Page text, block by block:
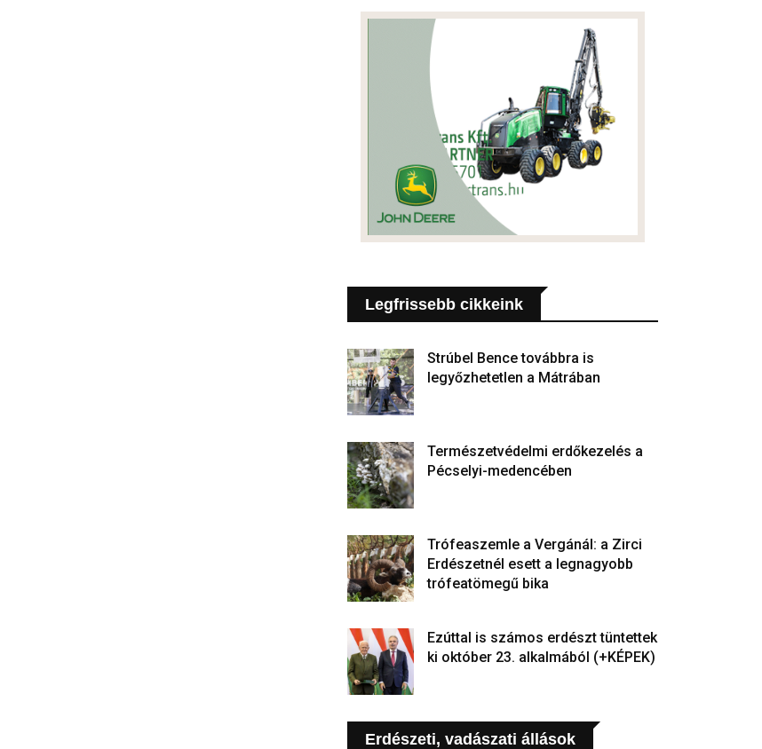
Legfrissebb cikkeink
Strúbel Bence továbbra is
legyőzhetetlen a Mátrában
Természetvédelmi erdőkezelés a
Pécselyi-medencében
Trófeaszemle a Vergánál: a Zirci
Erdészetnél esett a legnagyobb
trófeatömegű bika
Ezúttal is számos erdészt tüntettek
ki október 23. alkalmából (+KÉPEK)
Erdészeti, vadászati állások